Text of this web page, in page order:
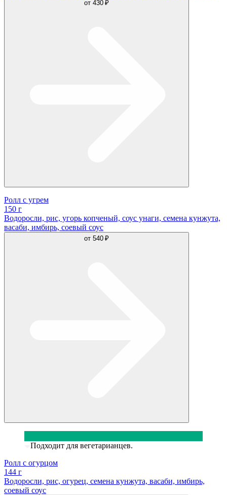
от 430 ₽
Ролл с угрем
150 г
Водоросли, рис, угорь копченый, соус унаги, семена кунжута,
васаби, имбирь, соевый соус
от 540 ₽
Подходит для вегетарианцев.
Ролл с огурцом
144 г
Водоросли, рис, огурец, семена кунжута, васаби, имбирь,
соевый соус